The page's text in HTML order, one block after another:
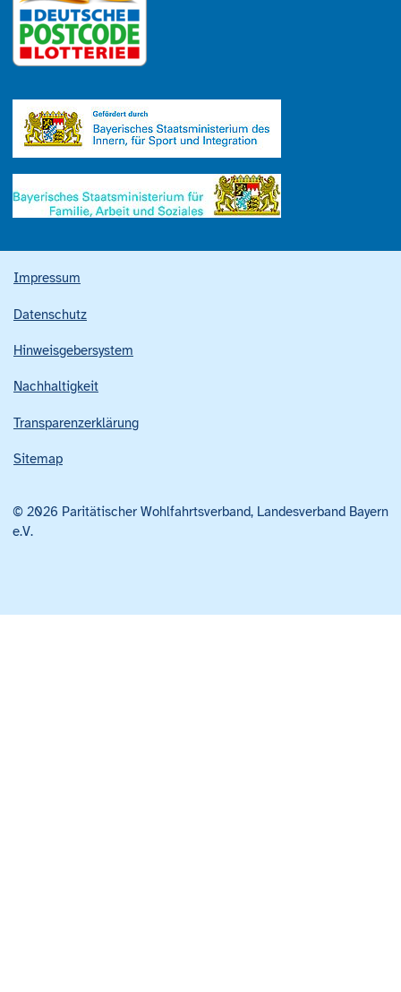
Impressum
Datenschutz
Hinweisgebersystem
Nachhaltigkeit
Transparenzerklärung
Sitemap
© 2026 Paritätischer Wohlfahrtsverband, Landesverband Bayern
e.V.